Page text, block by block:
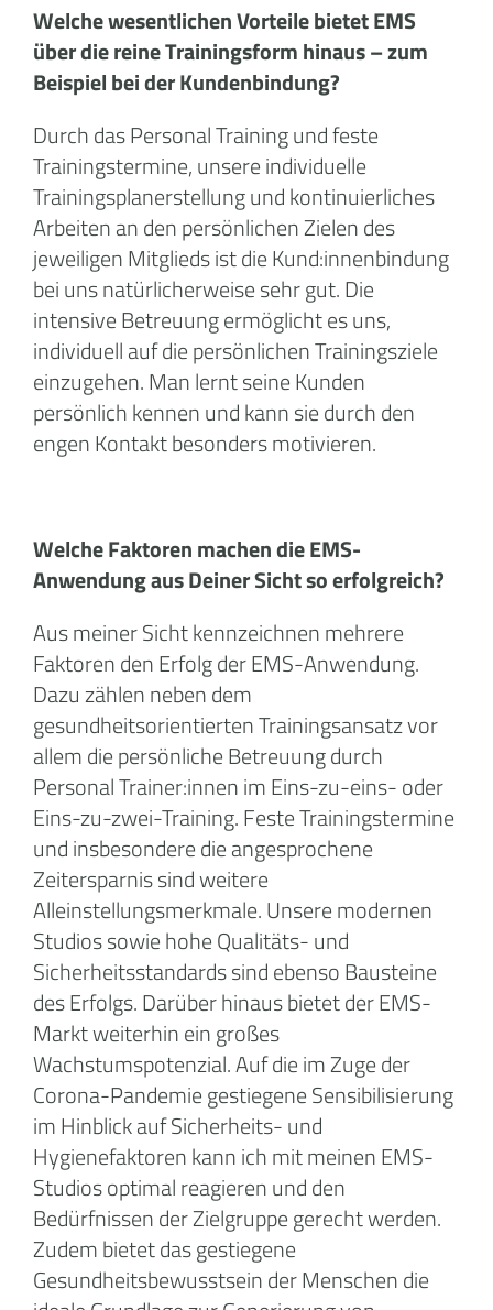
Welche wesentlichen Vorteile bietet EMS
über die reine Trainingsform hinaus – zum
Beispiel bei der Kundenbindung?
Durch das Personal Training und feste
Trainingstermine, unsere individuelle
Trainingsplanerstellung und kontinuierliches
Arbeiten an den persönlichen Zielen des
jeweiligen Mitglieds ist die Kund:innenbindung
bei uns natürlicherweise sehr gut. Die
intensive Betreuung ermöglicht es uns,
individuell auf die persönlichen Trainingsziele
einzugehen. Man lernt seine Kunden
persönlich kennen und kann sie durch den
engen Kontakt besonders motivieren.
Welche Faktoren machen die EMS-
Anwendung aus Deiner Sicht so erfolgreich?
Aus meiner Sicht kennzeichnen mehrere
Faktoren den Erfolg der EMS-Anwendung.
Dazu zählen neben dem
gesundheitsorientierten Trainingsansatz vor
allem die persönliche Betreuung durch
Personal Trainer:innen im Eins-zu-eins- oder
Eins-zu-zwei-Training. Feste Trainingstermine
und insbesondere die angesprochene
Zeitersparnis sind weitere
Alleinstellungsmerkmale. Unsere modernen
Studios sowie hohe Qualitäts- und
Sicherheitsstandards sind ebenso Bausteine
des Erfolgs. Darüber hinaus bietet der EMS-
Markt weiterhin ein großes
Wachstumspotenzial. Auf die im Zuge der
Corona-Pandemie gestiegene Sensibilisierung
im Hinblick auf Sicherheits- und
Hygienefaktoren kann ich mit meinen EMS-
Studios optimal reagieren und den
Bedürfnissen der Zielgruppe gerecht werden.
Zudem bietet das gestiegene
Gesundheitsbewusstsein der Menschen die